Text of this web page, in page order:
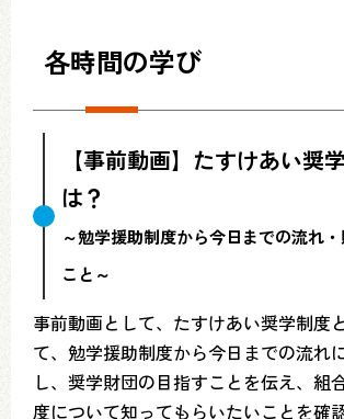
各時間の学び
【事前動画】たすけあい奨
は？
～勉学援助制度から今日までの流れ
こと～
事前動画として、たすけあい奨学制度
て、勉学援助制度から今日までの流れ
し、奨学財団の目指すことを伝え、組
度について知ってもらいたいことを確